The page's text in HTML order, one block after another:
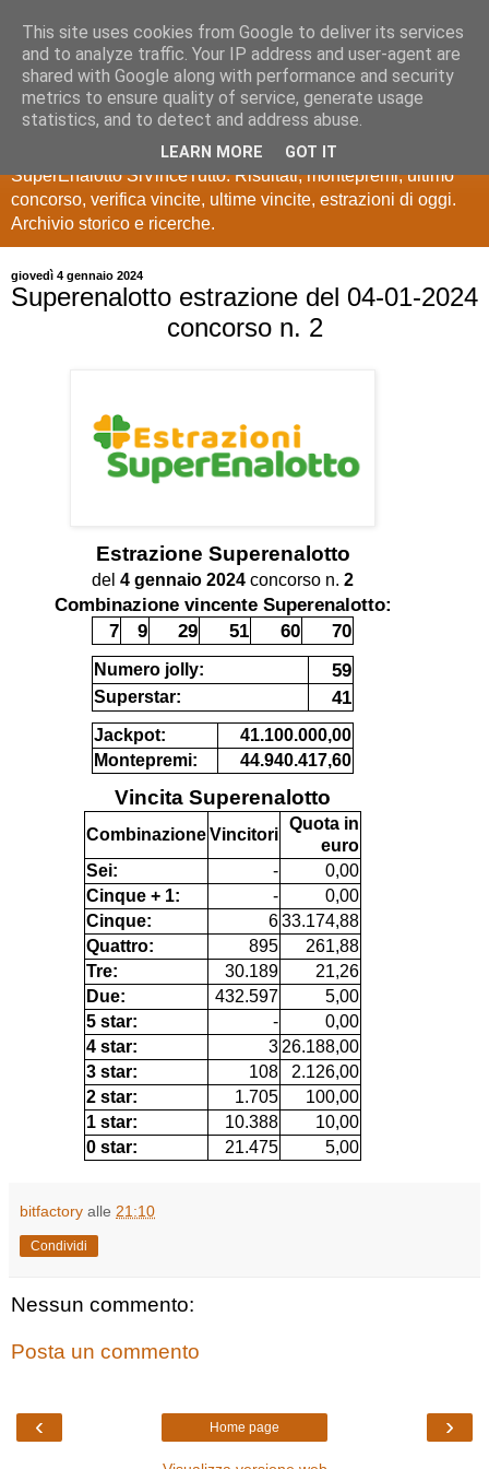
Estrazioni Lotto
SuperEnalotto
Ultime estrazioni di Lotto, SuperEnalotto, 10 e lotto,
SuperEnalotto SiVinceTutto. Risultati, montepremi, ultimo
concorso, verifica vincite, ultime vincite, estrazioni di oggi.
Archivio storico e ricerche.
giovedì 4 gennaio 2024
Superenalotto estrazione del 04-01-2024
concorso n. 2
Estrazione Superenalotto
del 4 gennaio 2024 concorso n. 2
Combinazione vincente Superenalotto:
7
9 29 51 60 70
Numero jolly: 59
Superstar: 41
Jackpot:
41.100.000,00
Montepremi:
44.940.417,60
Vincita Superenalotto
CombinazioneVincitori
Quota in
euro
Sei:
-
0,00
Cinque + 1:
-
0,00
Cinque:
633.174,88
Quattro:
895
261,88
Tre:
30.189
21,26
Due:
432.597
5,00
5 star:
-
0,00
4 star:
3 26.188,00
3 star:
108
2.126,00
2 star:
1.705
100,00
1 star:
10.388
10,00
0 star:
21.475 5,00
bitfactory alle 21:10
Condividi
Nessun commento:
Posta un commento
‹ ›
Home page
This site uses cookies from Google to deliver its services
and to analyze traffic. Your IP address and user-agent are
shared with Google along with performance and security
metrics to ensure quality of service, generate usage
statistics, and to detect and address abuse.
LEARN MORE GOT IT